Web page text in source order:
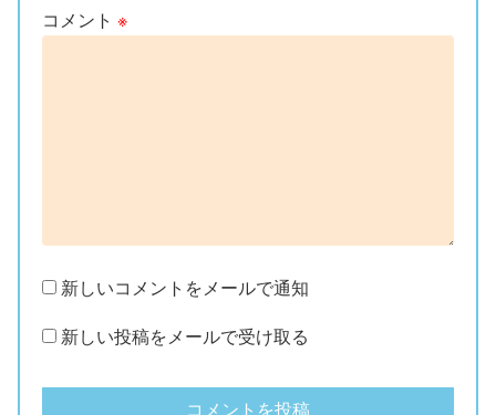
コメント ※
新しいコメントをメールで通知
新しい投稿をメールで受け取る